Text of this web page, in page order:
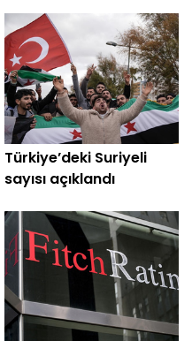
Türkiye’deki Suriyeli
sayısı açıklandı